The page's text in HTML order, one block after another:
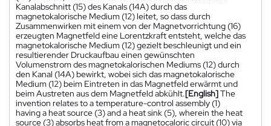
Kanalabschnitt (15) des Kanals (14A) durch das
magnetokalorische Medium (12) leitet, so dass durch
Zusammenwirken mit einem von der Magnetvorrichtung (16)
erzeugten Magnetfeld eine Lorentzkraft entsteht, welche das
magnetokalorische Medium (12) gezielt beschleunigt und ein
resultierender Druckaufbau einen gewünschten
Volumenstrom des magnetokalorischen Mediums (12) durch
den Kanal (14A) bewirkt, wobei sich das magnetokalorische
Medium (12) beim Eintreten in das Magnetfeld erwärmt und
beim Austreten aus dem Magnetfeld abkühlt.[English]The
invention relates to a temperature-control assembly (1)
having a heat source (3) and a heat sink (5), wherein the heat
source (3) absorbs heat from a magnetocaloric circuit (10) via